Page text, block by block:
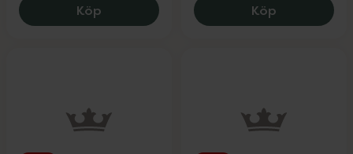
Köp Hylo Gel, 172 kr. Köp Eucerin